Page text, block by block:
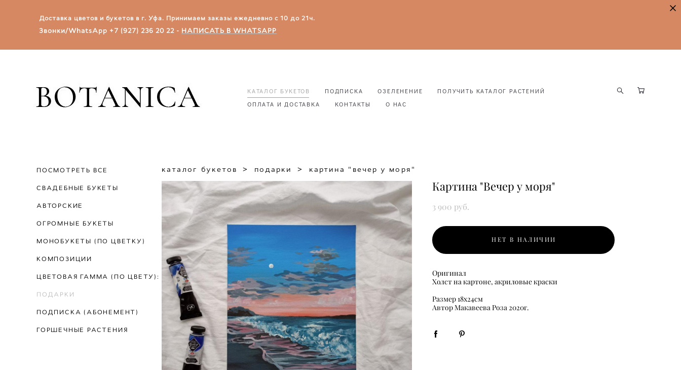
Доставка цветов и букетов в г. Уфа.​ Принимаем заказы ежедневно с 10 до 21ч.
Звонки/WhatsApp +7 (927) 236 20 22 - НАПИСАТЬ В WHATSAPP
КАТАЛОГ БУКЕТОВ ПОДПИСКА ОЗЕЛЕНЕНИЕ
ПОЛУЧИТЬ КАТАЛОГ РАСТЕНИЙ
ОПЛАТА И ДОСТАВКА
КОНТАКТЫ О НАС
ПОСМОТРЕТЬ ВСЕ
СВАДЕБНЫЕ БУКЕТЫ
АВТОРСКИЕ
ОГРОМНЫЕ БУКЕТЫ
МОНОБУКЕТЫ (ПО ЦВЕТКУ)
КОМПОЗИЦИИ
ЦВЕТОВАЯ ГАММА (ПО ЦВЕТУ):
ПОДАРКИ
ПОДПИСКА (АБОНЕМЕНТ)
ГОРШЕЧНЫЕ РАСТЕНИЯ
каталог букетов > подарки > картина "вечер у моря"
Картина "Вечер у моря"
3 900 pуб.
НЕТ В НАЛИЧИИ
Оригинал
Холст на картоне, акриловые краски
Размер 18х24см
​Автор Макавеева Роза 2020г.